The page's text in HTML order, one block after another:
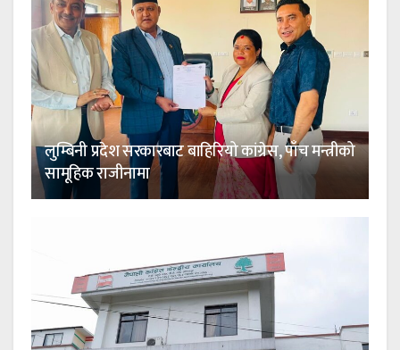
लुम्बिनी प्रदेश सरकारबाट बाहिरियो कांग्रेस, पाँच मन्त्रीको
सामूहिक राजीनामा